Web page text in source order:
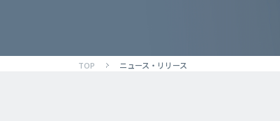
TOP ニュース・リリース